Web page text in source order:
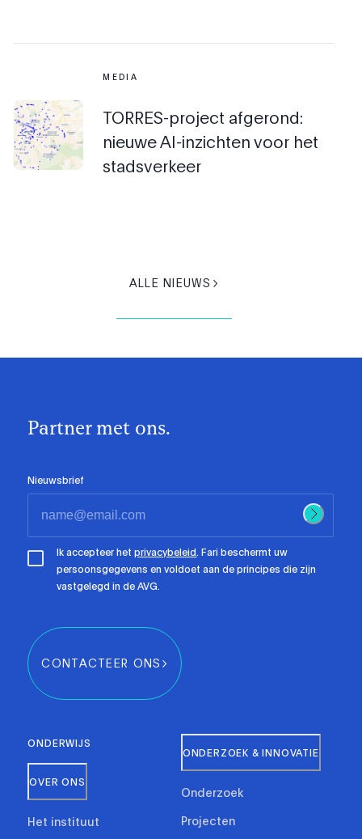
MEDIA
TORRES-project afgerond:
nieuwe AI-inzichten voor het
stadsverkeer
ALLE NIEUWS
Partner met ons.
Nieuwsbrief
Ik accepteer hetprivacybeleid . Fari beschermt uw
persoonsgegevens en voldoet aan de principes die zijn
vastgelegd in de AVG.
CONTACTEER ONS
ONDERWIJS
OVER ONS
Het instituut
ONDERZOEK & INNOVATIE
Onderzoek
Projecten